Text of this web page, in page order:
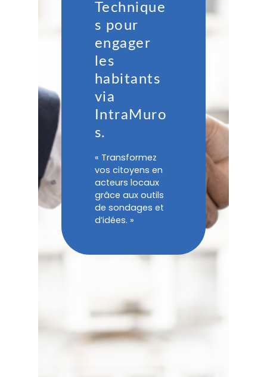
Technique
s pour
engager
les
habitants
via
IntraMuro
s.
« Transformez
vos citoyens en
acteurs locaux
grâce aux outils
de sondages et
d’idées. »